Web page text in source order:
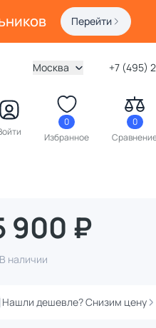
Перейти
Москва +7 (495)
0
Избранное
0
900 ₽
В наличии
Нашли дешевле? Снизим цену